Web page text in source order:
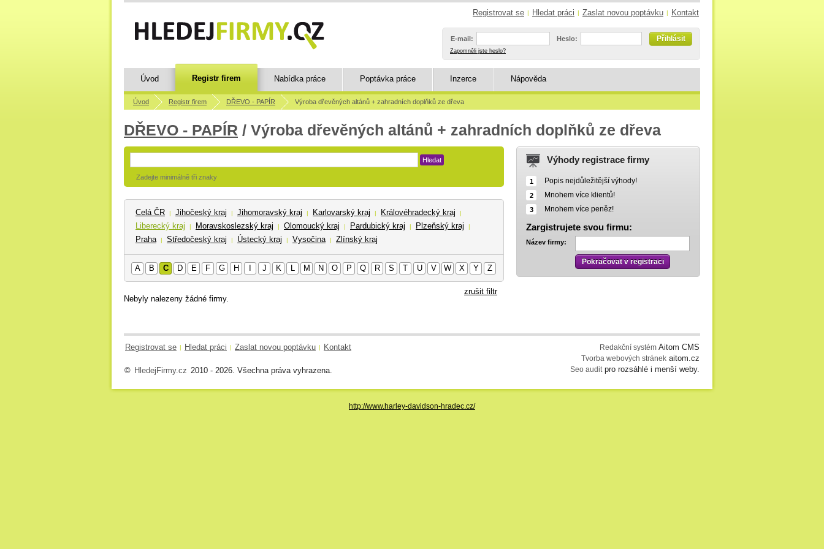
Registrovat se | Hledat práci | Zaslat novou poptávku | Kontakt
E-mail: Heslo:
Zapomněli jste heslo?
Přihlásit
Úvod Registr firem Nabídka práce Poptávka práce Inzerce Nápověda
Úvod Registr firem DŘEVO - PAPÍR Výroba dřevěných altánů + zahradních doplňků ze dřeva
DŘEVO - PAPÍR / Výroba dřevěných altánů + zahradních doplňků ze dřeva
Hledat
Zadejte minimálně tři znaky
Celá ČR | Jihočeský kraj | Jihomoravský kraj | Karlovarský kraj | Královéhradecký kraj |
Liberecký kraj | Moravskoslezský kraj | Olomoucký kraj | Pardubický kraj | Plzeňský kraj |
Praha | Středočeský kraj | Ústecký kraj | Vysočina | Zlínský kraj
A B C D E F G H J K L M N O P Q R S T U V W X Y Z
zrušit filtr
Nebyly nalezeny žádné firmy.
Výhody registrace firmy
1 Popis nejdůležitější výhody!
2 Mnohem více klientů!
3 Mnohem více peněz!
Zargistrujete svou firmu:
Název firmy:
Pokračovat v registraci
Registrovat se | Hledat práci | Zaslat novou poptávku | Kontakt
© HledejFirmy.cz 2010 - 2026. Všechna práva vyhrazena.
Redakční systém Aitom CMS
Tvorba webových stránek aitom.cz
Seo auditpro rozsáhlé i menší weby.
http://www.harley-davidson-hradec.cz/